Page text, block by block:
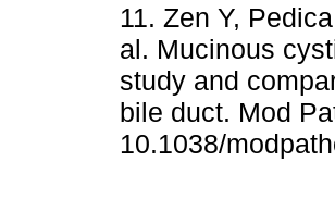
11. Zen Y,
al. Mucinous
study and
bile duct. Mod
10.1038/